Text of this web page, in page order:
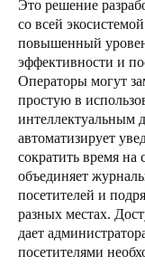
Russia
Russian
Poland
Polski
Czech Republic
Čeština
Denmark
DanskereEnglish
Это решение
со всей
повышенный
эффективности и
Операторы могут
простую в
интеллектуальным
автоматизирует
сократить время на
объединяет
посетителей и
разных местах.
дает
посетителями